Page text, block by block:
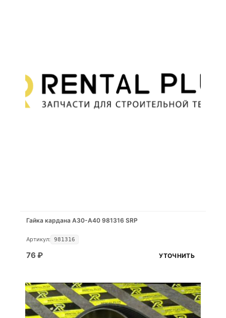
Гайка кардана A30-A40 981316 SRP
Артикул: 981316
76 ₽ УТОЧНИТЬ